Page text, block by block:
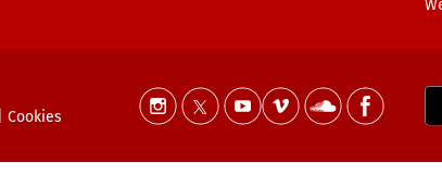
Cookies